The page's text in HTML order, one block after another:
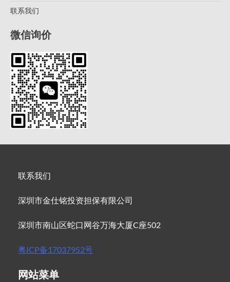
联系我们
微信询价
联系我们
深圳市金仕铭投资担保有限公司
深圳市南山区蛇口网谷万海大厦C座502
粤ICP备17037952号
网站菜单